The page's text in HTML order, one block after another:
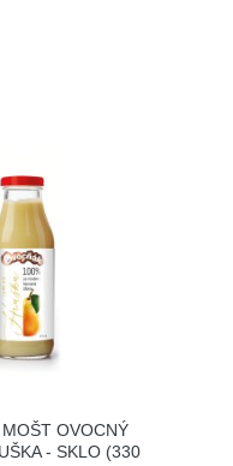
OVOCNÝ
- SKLO (330